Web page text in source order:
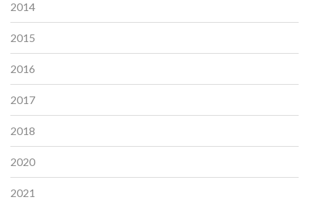
2014
2015
2016
2017
2018
2020
2021